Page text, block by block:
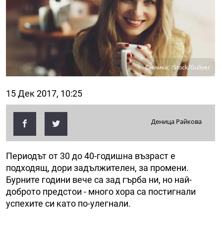
Снимка: iStock/Guliver
15 Дек 2017, 10:25
Деница Райкова
Периодът от 30 до 40-годишна възраст е
подходящ, дори задължителен, за промени.
Бурните години вече са зад гърба ни, но най-
доброто предстои - много хора са постигнали
успехите си като по-улегнали.